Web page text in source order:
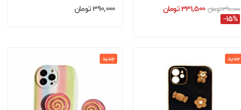
390,000 تومان 331,500 تومان
‎−15%
390,000 تومان
جدید جدید